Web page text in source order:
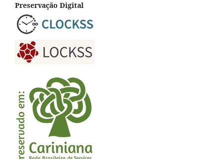
Preservação Digital